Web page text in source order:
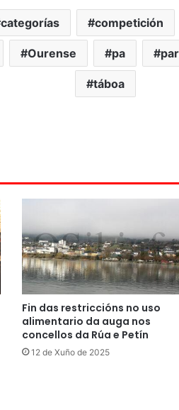
categorías competición
Ourense pa
táboa
Fin das restriccións no uso
alimentario da auga nos
concellos da Rúa e Petín
12 de Xuño de 2025